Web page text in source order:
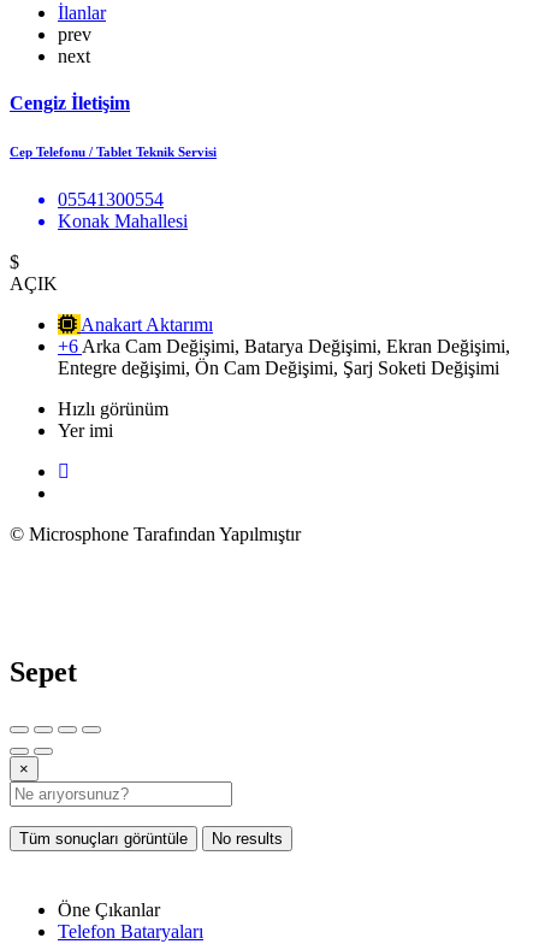
İlanlar
prev
next
Cengiz İletişim
Cep Telefonu / Tablet Teknik Servisi
05541300554
Konak Mahallesi
$
AÇIK
Anakart Aktarımı
+6 Arka Cam Değişimi, Batarya Değişimi, Ekran Değişimi,
Entegre değişimi, Ön Cam Değişimi, Şarj Soketi Değişimi
Hızlı görünüm
Yer imi
© Microsphone Tarafından Yapılmıştır
Sepet
×
Tüm sonuçları görüntüle No results
Öne Çıkanlar
Telefon Bataryaları